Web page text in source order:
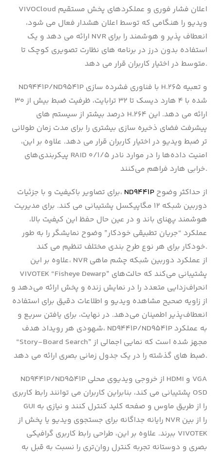
VIVOCloud اعلان فشار فوری و عملکردهای پخش مستقیم
ویدیو را هنگامی که توسط اعلان هشدار فعال می شود،
ارائه می دهد و یک NVR انعطاف پذیر و هوشمند را برای
استفاده بدون درز در برنامه های نظارت تصویری کوچک تا
متوسط ​​در اختیار کاربران قرار می دهد.
ND9441P/ND9541P با فناوری فشرده سازی H.265 و تعبیه
شده با ۴ هارد دیسک تا ۳۲ ترابایت، ظرفیت ضبط بیش از ۳۰
درصد بیشتر از سیستم های H.264 ارائه می دهد. این
پیشرفت فضای ذخیره سازی بیشتری را برای مدت زمان طولانی
تر ضبط ویدیو در اختیار کاربران قرار می دهد. علاوه بر این،
پیکربندی‌های RAID 0/1/5 امنیت داده‌ها را در موارد نادر
خرابی هارد فراهم می‌کنند.
برای تصاویر باکیفیت و با جزئیات، ND9441P
دوربین شبکه ۱۲ مگاپیکسل پشتیبانی می کند. برای مدیریت
هوشمند پهنای باند و در عین حال حفظ این کیفیت بالا،
عملکرد “جریان تطبیقی ​​خودکار” وضوح نمایشگر را به طور
خودکار برای هر نوع طرح بندی مختلف تنظیم می کند.
علاوه بر این، NVR از عملکرد دوربین شبکه چشم ماهی
VIVOTEK “Fisheye Dewarp” پشتیبانی می‌کند که حالت‌های
انحراف‌زدایی متعدد را در نمایش زنده و پخش ارائه می‌دهد و
از زاویه صحیح مشاهده ویدیو و اطلاعات دقیق برای استفاده
انعطاف‌پذیر اطمینان می‌دهد. در نهایت، برای یافتن سریع و
شهودی هر رویداد هدف، ND9441P/ND9541P به عملکرد
“Story-Board Search” مجهز شده است که نمایی اجمالی از
ضبط های گذشته را در یک جدول زمانی بصری ارائه می دهد.
ND9441P/ND9541P از خروجی ویدیوی محلی HDMI و VGA
پشتیبانی می کند، بنابراین کاربران می توانند رابط کاربری OSD
GUI را از طریق ماوس و صفحه کلید کنترل کنند و نیازی به
رایانه جداگانه برای جستجوی ویدیو یا پخش از NVR را از بین
ببرند. علاوه بر این، طراحی رابط کاربری گرافیکی VIVOTEK
بصری و دوستانه تجربه کنترل روان‌تری را نسبت به قبل به